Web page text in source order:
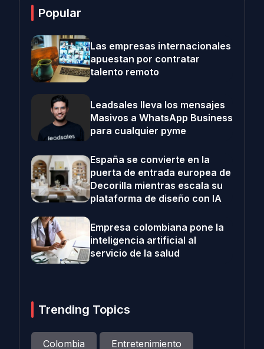
Popular
Las empresas internacionales
apuestan por contratar
talento remoto
Leadsales lleva los mensajes
Masivos a WhatsApp Business
para cualquier pyme
España se convierte en la
puerta de entrada europea de
Decorilla mientras escala su
plataforma de diseño con IA
Empresa colombiana pone la
inteligencia artificial al
servicio de la salud
Trending Topics
Colombia Entretenimiento